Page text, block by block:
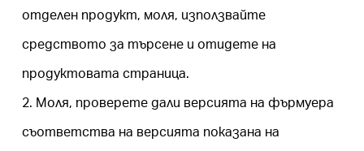
България
отделен продукт, моля, използвайте
средството за търсене и отидете на
продуктовата страница.
2. Моля, проверете дали версията на фърмуера
съответства на версията показана на